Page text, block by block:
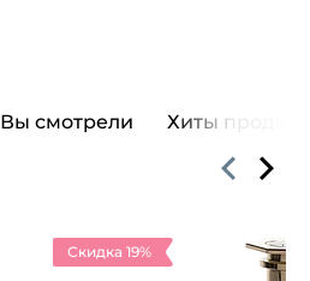
Вы смотрели Хиты продаж
Скидка 19%